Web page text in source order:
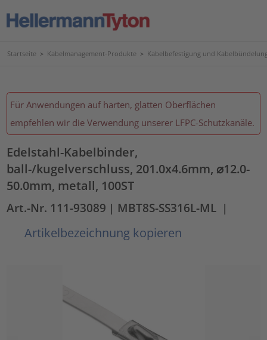
Startseite > Kabelmanagement-Produkte > Kabelbefestigung und
Für Anwendungen auf harten, glatten Oberflächen
empfehlen wir die Verwendung unserer LFPC-Schutzkanäle.
Edelstahl-Kabelbinder,
ball-/kugelverschluss, 201.0x4.6mm, ⌀12.0-
50.0mm, metall, 100ST
Art.-Nr. 111-93089 | MBT8S-SS316L-ML |
Artikelbezeichnung kopieren